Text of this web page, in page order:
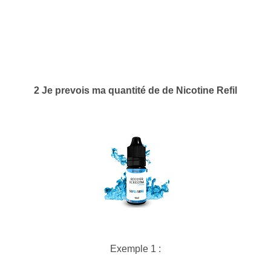
2 Je prevois ma quantité de de Nicotine Refil
Exemple 1 :